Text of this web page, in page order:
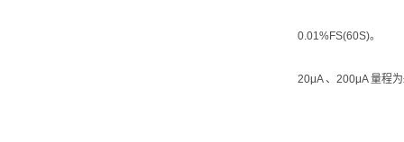
0.01%FS(60S)。
20μA 、200μA 量程